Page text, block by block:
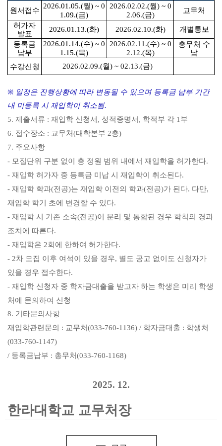
원서접수 2026.01.05.(월) ~ 0
1.09.(금)
2026.02.02.(월) ~ 0
2.06.(금)
교무처
허가자
발표
2026.01.13.(화) 2026.02.10.(화)
개별통보
등록금
납부
2026.01.14.(수) ~ 0
1.15.(목)
2026.02.11.(수) ~ 0
2.12.(목)
총무처 수
납
수강신청
2026.02.09.(월) ~ 02.13.(금)
※ 일정은 진행상황에 따라 변동될 수 있으며 등록금 납부 기간
내 미등록 시 재입학이 취소됨.
5. 제출서류 : 재입학 신청서, 성적증명서, 학적부 각 1 부
6. 접수장소 : 교무처(대학본부 2층)
7. 주요사항
- 모집단위 구분 없이 총 정원 범위 내에서 재입학을 허가한다.
- 재입학 허가자 중 등록금 미납 시 재입학이 취소된다.
- 재입학 학과(전공)는 재입학 이전의 학과(전공)가 된다. 다만,
재입학 학기 초에 변경할 수 있다.
- 재입학 시 기존 소속(전공)이 분리 및 통합된 경우 학칙의 경과
조치에 따른다.
- 재입학은 2회에 한하여 허가한다.
- 2차 모집 이후 여석이 있을 경우, 별도 공고 없이도 신청자가
있을 경우 접수한다.
- 재입학 신청자 중 학자금대출을 받고자 하는 학생은 미리 학생
처에 문의하여 신청
8. 기타문의사항
재입학관련문의 : 교무처(033-760-1136) / 학자금대출 : 학생처
(033-760-1147)
/ 등록금납부 : 총무처(033-760-1168)
2025. 12.
한라대학교 교무처장